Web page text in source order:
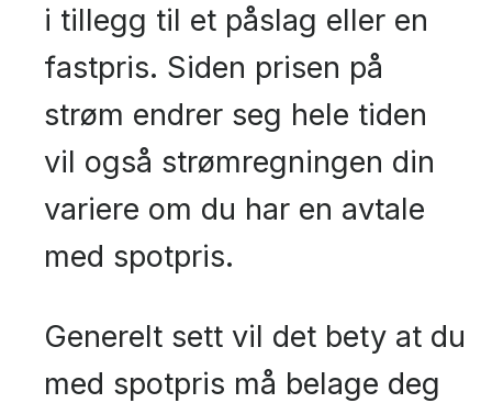
i tillegg til et påslag eller en
fastpris. Siden prisen på
strøm endrer seg hele tiden
vil også strømregningen din
variere om du har en avtale
med spotpris.
Generelt sett vil det bety at du
med spotpris må belage deg